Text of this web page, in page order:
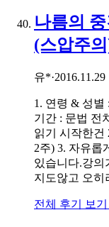
나름의
(스압주
유*·2016.11.29
1. 연령 & 성별
기간 : 문법 전
읽기 시작한건
2주) 3. 자유롭
있습니다.강의
지도않고 오히
전체 후기 보